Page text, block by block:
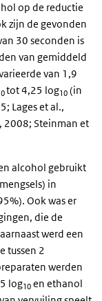
op de reductie
zijn de gevonden
30 seconden is
van gemiddeld
van 1,9
tot 4,25 log10(in
Lages et al.,
2008; Steinman et
alcohol gebruikt
in
Ook was er
die de
werd een
tussen 2
werden
log10en ethanol